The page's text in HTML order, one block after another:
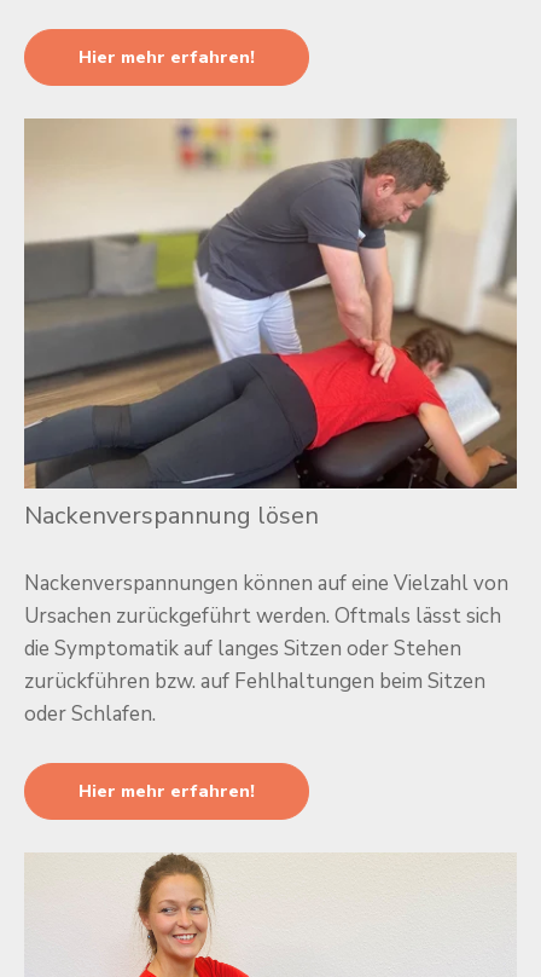
Hier mehr erfahren!
Nackenverspannung lösen
Nackenverspannungen können auf eine Vielzahl von
Ursachen zurückgeführt werden. Oftmals lässt sich
die Symptomatik auf langes Sitzen oder Stehen
zurückführen bzw. auf Fehlhaltungen beim Sitzen
oder Schlafen.
Hier mehr erfahren!